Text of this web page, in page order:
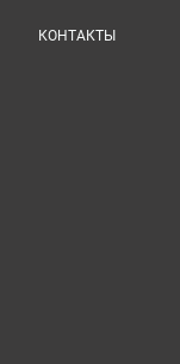
КОНТАКТЫ